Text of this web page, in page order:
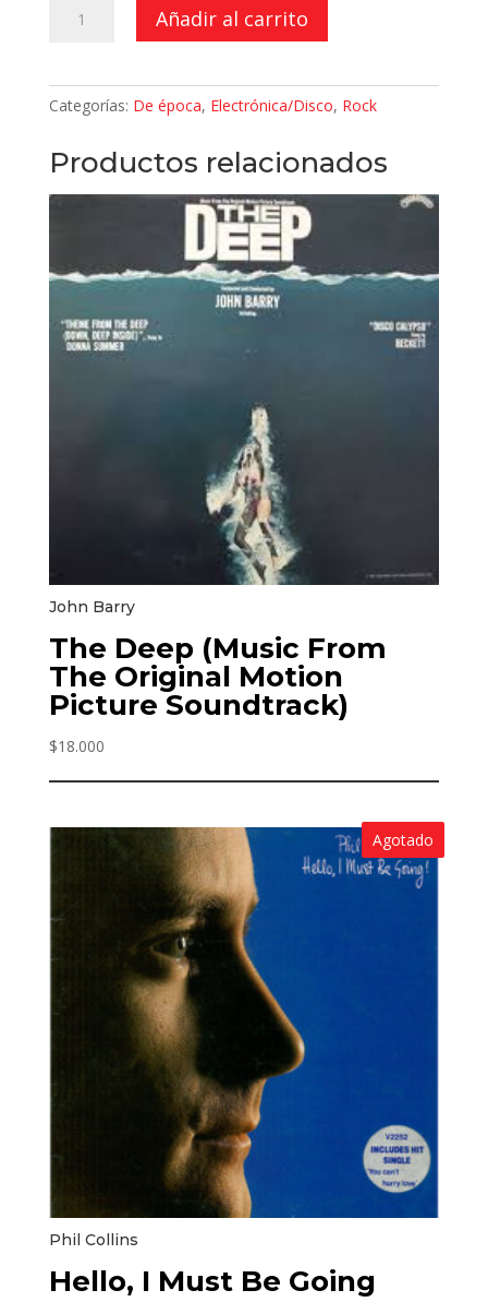
Añadir al carrito
Categorías: De época, Electrónica/Disco, Rock
Productos relacionados
John Barry
The Deep (Music From
The Original Motion
Picture Soundtrack)
$18.000
Agotado
Phil Collins
Hello, I Must Be Going